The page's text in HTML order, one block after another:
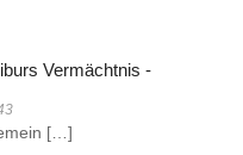
Vermächtnis -
[…]